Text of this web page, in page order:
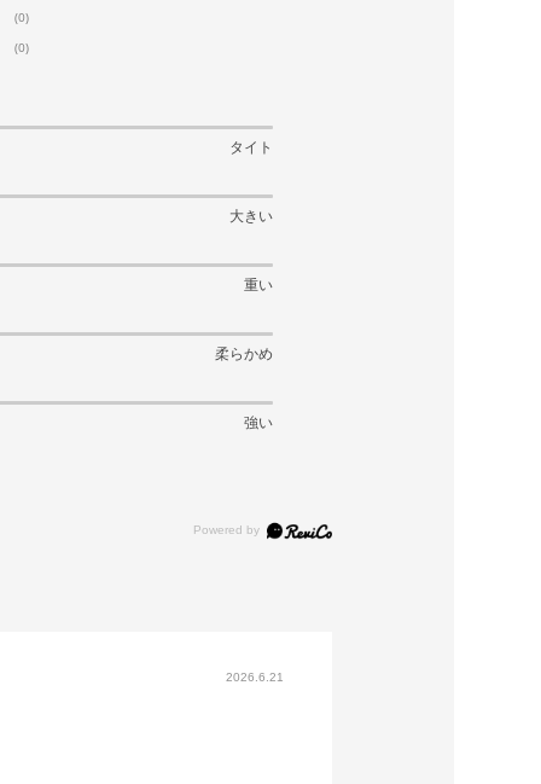
(0)
(0)
タイト
大きい
重い
柔らかめ
強い
2026.6.21